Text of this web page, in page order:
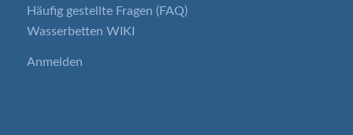
Häufig gestellte Fragen (FAQ)
Wasserbetten WIKI
Anmelden